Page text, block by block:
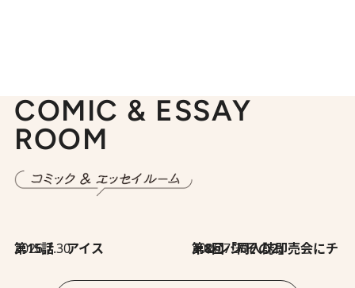
COMIC & ESSAY
ROOM
2026.7.30
第15話 アイス 2026.7.30
第8回「同人誌即売会にチャレンジ その2」